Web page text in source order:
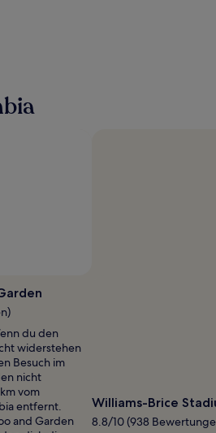
du den
widerstehen
Besuch im
nicht
vom
entfernt.
and Garden
Williams-Brice
8.8/10 (938